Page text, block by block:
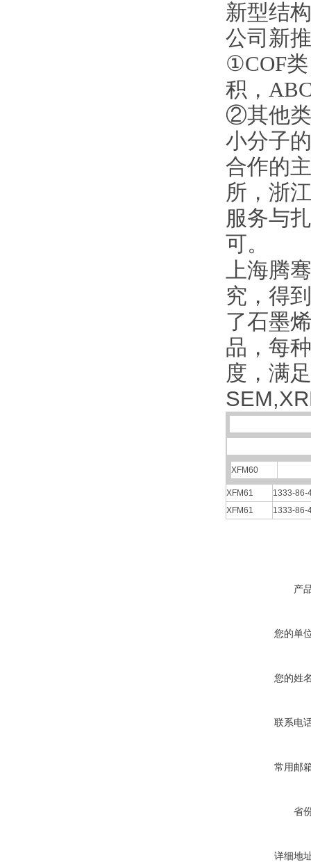
新型结
公司新
①COF
积，
②其他类
小分子
合作的
所，浙
服务与
可。
上海腾
究，得
了石墨
品，每
度，满
XFM60
XFM61
1333-86-
XFM61
1333-86-
产
您的单
您的姓
联系电
常用邮
省
详细地